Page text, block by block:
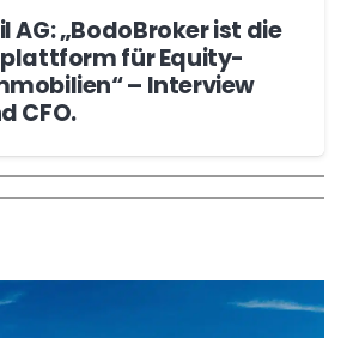
AG: „BodoBroker ist die
für Equity-
– Interview
CFO.